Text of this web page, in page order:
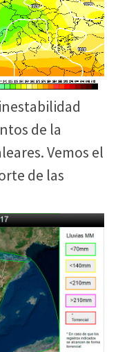
de la
Vemos el
de las